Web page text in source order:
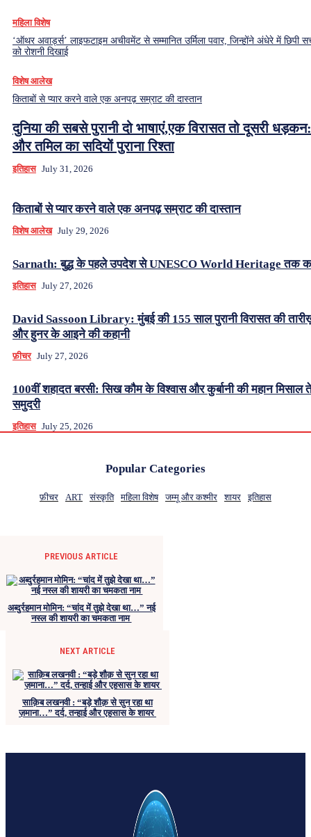
महिला विशेष
‘ऑथर अवार्ड्स’ लाइफटाइम अचीवमेंट से सम्मानित उर्मिला पवार, जिन्होंने अंधेरे में छिपी
को रोशनी दिखाई
विशेष आलेख
किताबों से प्यार करने वाले एक अनपढ़ सम्राट की दास्तान
दुनिया की सबसे पुरानी दो भाषाएं,एक विरासत तो दूसरी
और तमिल का सदियों पुराना रिश्ता
इतिहास July 31, 2026
किताबों से प्यार करने वाले एक अनपढ़ सम्राट की दास्तान
विशेष आलेख July 29, 2026
Sarnath: बुद्ध के पहले उपदेश से UNESCO World Heritage तक
इतिहास July 27, 2026
David Sassoon Library: मुंबई की 155 साल पुरानी विरासत की
और हुनर के आइने की कहानी
फ़ीचर July 27, 2026
100वीं शहादत बरसी: सिख कौम के विश्वास और कुर्बानी की महान मिसाल
समुदरी
इतिहास July 25, 2026
Popular Categories
फ़ीचर ART संस्कृति महिला विशेष जम्मू और कश्मीर शायर इतिहास
PREVIOUS ARTICLE
अब्दुर्रहमान मोमिन: “चांद में तुझे देखा था…” नई
नस्ल की शायरी का चमकता नाम
NEXT ARTICLE
साक़िब लखनवी : “बड़े शौक़ से सुन रहा था
ज़माना…” दर्द, तन्हाई और एहसास के शायर